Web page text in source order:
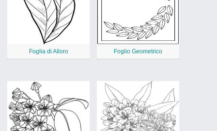
Foglia di Alloro Foglio Geometrico